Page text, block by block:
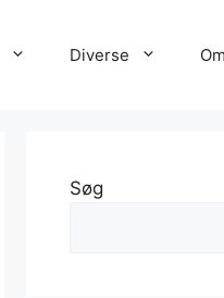
Diverse
Søg